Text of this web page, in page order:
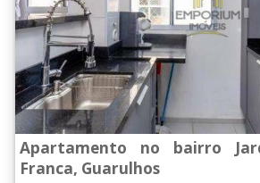
Vl. Paulista(2)
Vl. Progresso(17)
Vl. Rachid(1)
Vl. Rio de Janeiro(11)
Vl. Rosalia (15)
Apartamento no bairro
Franca, Guarulhos